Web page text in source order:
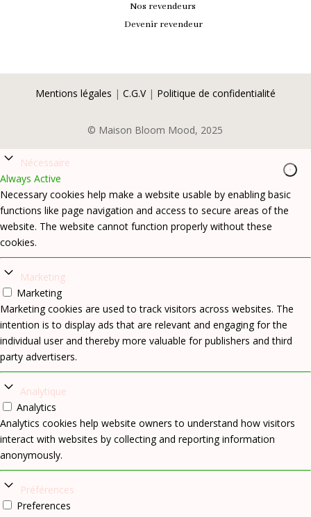
Nos revendeurs
Devenir revendeur
Mentions légales | C.G.V| Politique de confidentialité
© Maison Bloom Mood, 2025
Nécessaire
Always Active
Necessary cookies help make a website usable by enabling basic
functions like page navigation and access to secure areas of the
website. The website cannot function properly without these
cookies.
Marketing
Marketing
Marketing cookies are used to track visitors across websites. The
intention is to display ads that are relevant and engaging for the
individual user and thereby more valuable for publishers and third
party advertisers.
Analytique
Analytics
Analytics cookies help website owners to understand how visitors
interact with websites by collecting and reporting information
anonymously.
Préférences
Preferences